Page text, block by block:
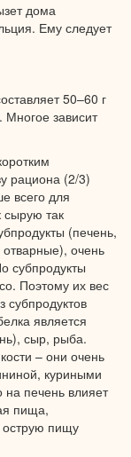
дома
Ему следует
50–60 г
зависит
рациона (2/3)
всего для
сырую так
(печень,
очень
субпродукты
Поэтому их вес
субпродуктов
является
сыр, рыба.
– они очень
куриными
на печень влияет
пища,
острую пищу